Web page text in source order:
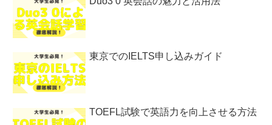
東京でのIELTS申し込みガイド
TOEFL試験で英語力を向上させる方法